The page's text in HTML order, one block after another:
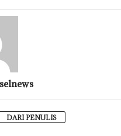
DARI PENULIS